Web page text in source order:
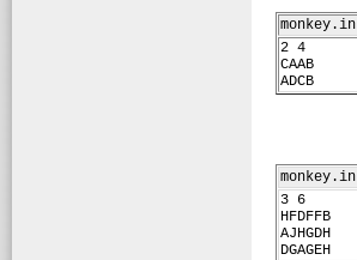
monkey.in
2 4
CAAB
ADCB
monkey.in
3 6
HFDFFB
AJHGDH
DGAGEH